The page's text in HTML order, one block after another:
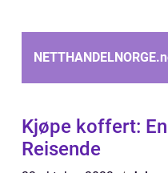
NETTHANDELNORGE.
Kjøpe koffert:
Reisende